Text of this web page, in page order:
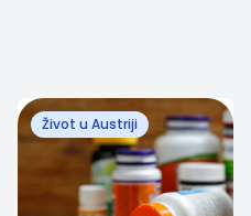
Život u Austriji